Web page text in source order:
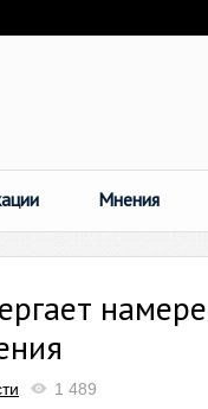
Мнения
1 489